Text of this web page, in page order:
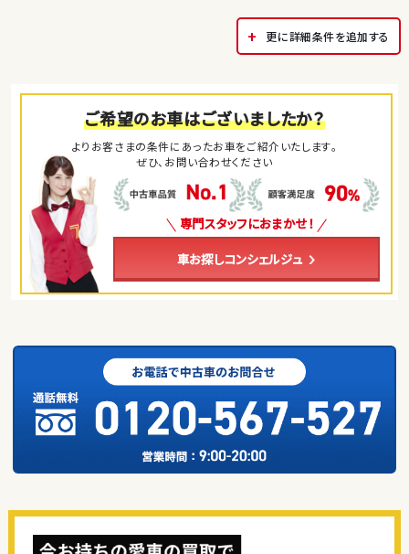
更に詳細条件を追加する
ご希望のお車はございましたか？
よりお客さまの条件にあったお車をご紹介いたします。
ぜひ、お問い合わせください
専門スタッフにおまかせ！
車お探しコンシェルジュ